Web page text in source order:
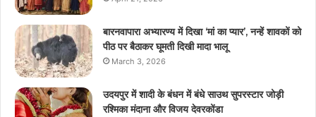
बारनवापारा अभ्यारण्य में दिखा ‘मां का प्यार’, नन्हें शावकों को
पीठ पर बैठाकर घूमती दिखी मादा भालू
March 3, 2026
उदयपुर में शादी के बंधन में बंधे साउथ सुपरस्टार जोड़ी
रश्मिका मंदाना और विजय देवरकोंडा